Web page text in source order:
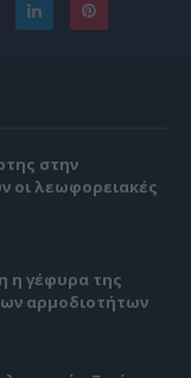
στην
οι λεωφορειακές
η γέφυρα της
αρμοδιοτήτων